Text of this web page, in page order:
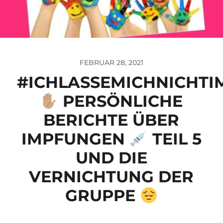
FEBRUAR 28, 2021
PERSÖNLICHE
BERICHTE ÜBER
IMPFUNGEN
TEIL 5
UND DIE
VERNICHTUNG DER
GRUPPE